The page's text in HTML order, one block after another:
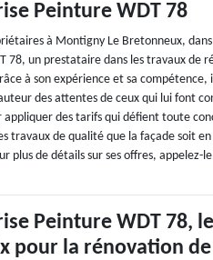
Peinture WDT 78
à Montigny Le Bretonneux,
78, un prestataire dans les travaux de
à son expérience et sa
des attentes de ceux qui lui font
appliquer des tarifs qui défient toute
travaux de qualité que la façade soit
plus de détails sur ses offres, appelez-
Peinture WDT 78,
pour la rénovation